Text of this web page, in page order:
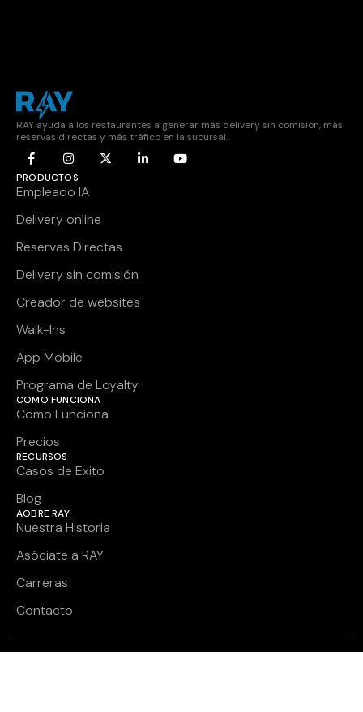
RAY ayuda a los restaurantes a generar más delivery sin comisión, más
reservas directas y más tráfico en la sucursal.
PRODUCTOS
Empleado IA
Delivery online
Reservas Directas
Delivery sin comisión
Creador de websites
Walk-Ins
App Mobile
Programa de Loyalty
COMO FUNCIONA
Como Funciona
Precios
RECURSOS
Casos de Exito
Blog
AOBRE RAY
Nuestra Historia
Asóciate a RAY
Carreras
Contacto